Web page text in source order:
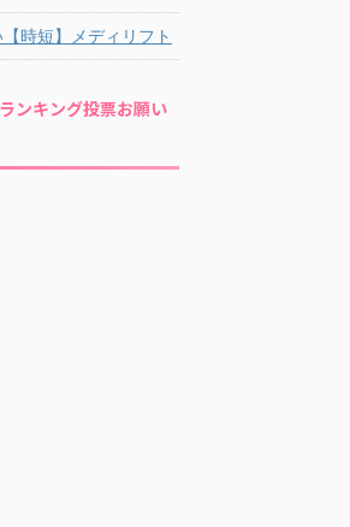
時短】メディリフト
ンキング投票お願い